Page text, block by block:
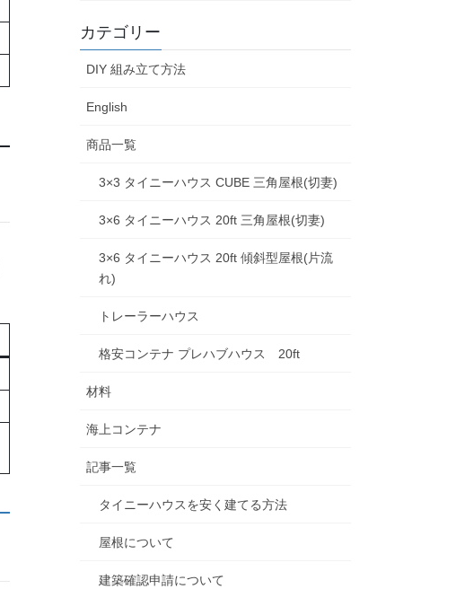
カテゴリー
DIY 組み立て方法
English
商品一覧
3×3 タイニーハウス CUBE 三角屋根(切妻)
3×6 タイニーハウス 20ft 三角屋根(切妻)
3×6 タイニーハウス 20ft 傾斜型屋根(片流
れ)
トレーラーハウス
格安コンテナ プレハブハウス 20ft
材料
海上コンテナ
記事一覧
タイニーハウスを安く建てる方法
屋根について
建築確認申請について